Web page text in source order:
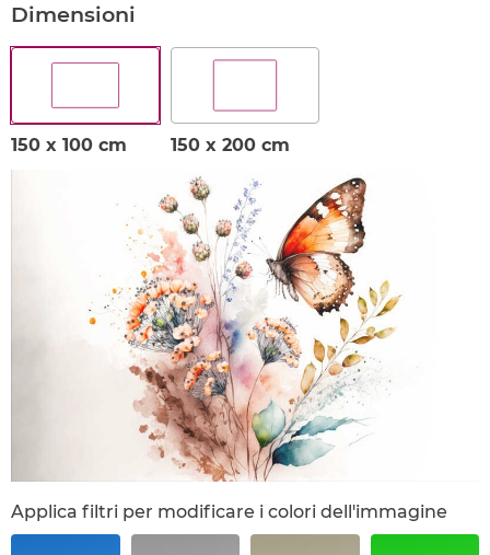
Dimensioni
150 x 100 cm 150 x 200 cm
Applica filtri per modificare i colori dell'immagine